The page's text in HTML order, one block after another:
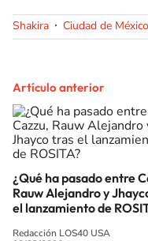
Shakira Ciudad de México
Artículo anterior
¿Qué ha pasado entre
Rauw Alejandro y
el lanzamiento de
Redacción LOS40 USA